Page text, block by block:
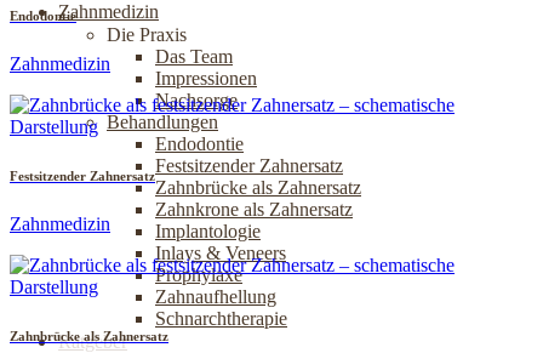
Zahnmedizin
Die Praxis
Das Team
Impressionen
Nachsorge
Behandlungen
Endodontie
Festsitzender Zahnersatz
Zahnbrücke als Zahnersatz
Zahnkrone als Zahnersatz
Implantologie
Inlays & Veneers
Prophylaxe
Zahnaufhellung
Schnarchtherapie
Ratgeber
Endodontie
Zahnmedizin
Festsitzender Zahnersatz
Zahnmedizin
Zahnbrücke als Zahnersatz